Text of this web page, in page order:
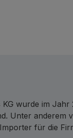
wurde im
Unter anderem
für die